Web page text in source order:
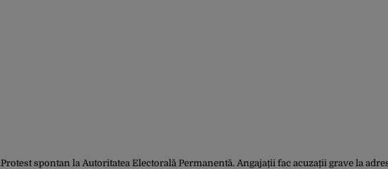
Protest spontan la Autoritatea Electorală Permanentă. Angajații fac acuzații grave la